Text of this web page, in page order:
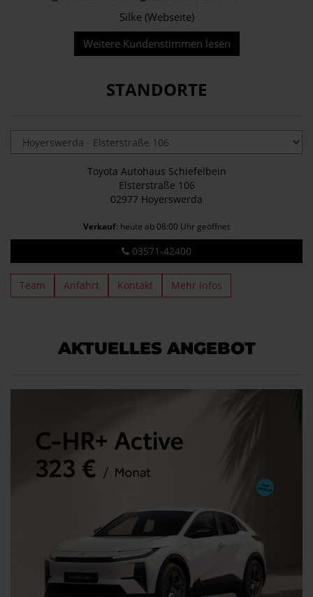
Silke (Webseite)
Weitere Kundenstimmen lesen
STANDORTE
Toyota Autohaus Schiefelbein
Elsterstraße 106
02977 Hoyerswerda
Verkauf: heute ab 08:00 Uhr geöffnet
03571-42400
Team Anfahrt Kontakt Mehr Infos
AKTUELLES ANGEBOT